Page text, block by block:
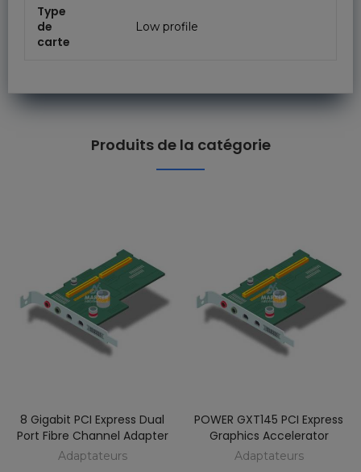
Type
de
carte
Low profile
Produits de la catégorie
8 Gigabit PCI Express Dual
Port Fibre Channel Adapter
Adaptateurs
POWER GXT145 PCI Express
Graphics Accelerator
Adaptateurs